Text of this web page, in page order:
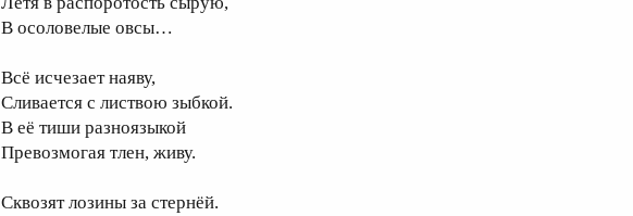
В осоловелые овсы…
Всё исчезает наяву,
Сливается с листвою зыбкой.
В её тиши разноязыкой
Превозмогая тлен, живу.
Сквозят лозины за стернёй.